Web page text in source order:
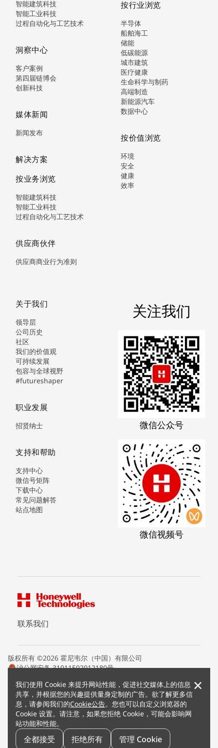
我们使用 Cookie 来提升网站性能，促进社交媒体上的信息
共享，并根据您的兴趣提供量身定制的广告。欲了解更多信
息，请参阅我们的Cookie公告。您也可以自定义浏览器的
Cookie 设置。请注意，如果您拒绝 Cookie，可能会影响网
站功能和性能。
全都接受 拒绝所有 管理 Cookie
×
智能建筑科技
智能工业科技
过程自动化与工艺技术
洞察中心
客户案例
第四届链博会
创新科技
媒体新闻
新闻发布
解决方案
按业务浏览
智能建筑科技
智能工业科技
过程自动化与工艺技术
供应商伙伴
供应商商业行为准则
按行业浏览
半导体
船舶海工
储能
低碳能源
城市建筑
医疗健康
生命科学与制药
高端制造
新能源汽车
数据中心
按价值浏览
环境
安全
健康
效率
关于我们
领导层
公司历史
社区
我们的价值观
可持续发展
包容与全球视野
#futureshaper
职业发展
招贤纳士
支持和帮助
支持中心
微信号矩阵
下载中心
常见问题解答
站点地图
关注我们
微信公众号
微信视频号
联系我们
版权所有 ©2026 霍尼韦尔（中国）有限公司
沪公网安备 31011502012180号
条款条约
隐私声明
您的隐私选项
霍尼韦尔科技Cookie通知
退订
漏洞报告